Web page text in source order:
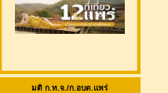
มติ ก.ท.จ./ก.อบต.แพร่